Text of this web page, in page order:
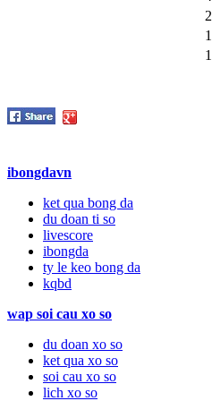
ibongdavn
ket qua bong da
du doan ti so
livescore
ibongda
ty le keo bong da
kqbd
wap soi cau xo so
du doan xo so
ket qua xo so
soi cau xo so
lich xo so